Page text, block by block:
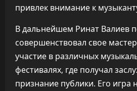
привлек внимание к
В дальнейшем Ринат Валиев
совершенствовал свое
участие в различных
фестивалях, где получал
признание публики. Его игра